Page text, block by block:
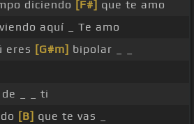
diciendo [F#] que te amo
viendo aquí _ Te amo
eres [G#m] bipolar _ _
de _ _ ti
[B] que te vas _